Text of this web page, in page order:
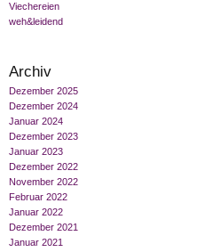
Viechereien
weh&leidend
Archiv
Dezember 2025
Dezember 2024
Januar 2024
Dezember 2023
Januar 2023
Dezember 2022
November 2022
Februar 2022
Januar 2022
Dezember 2021
Januar 2021